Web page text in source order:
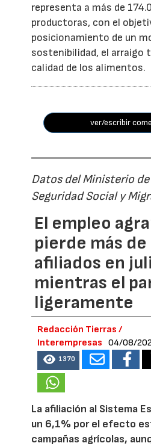
representa a más de
productoras, con el
posicionamiento de un
sostenibilidad, el arraigo
calidad de los alimentos.
ver/escribir
Datos del Ministerio
Seguridad Social y
El empleo
pierde más
afiliados en
mientras el
ligeramente
Redacción Tierras /
Interempresas
04/08/
1370
La afiliación al Sistema
un 6,1% por el efecto
campañas agrícolas,